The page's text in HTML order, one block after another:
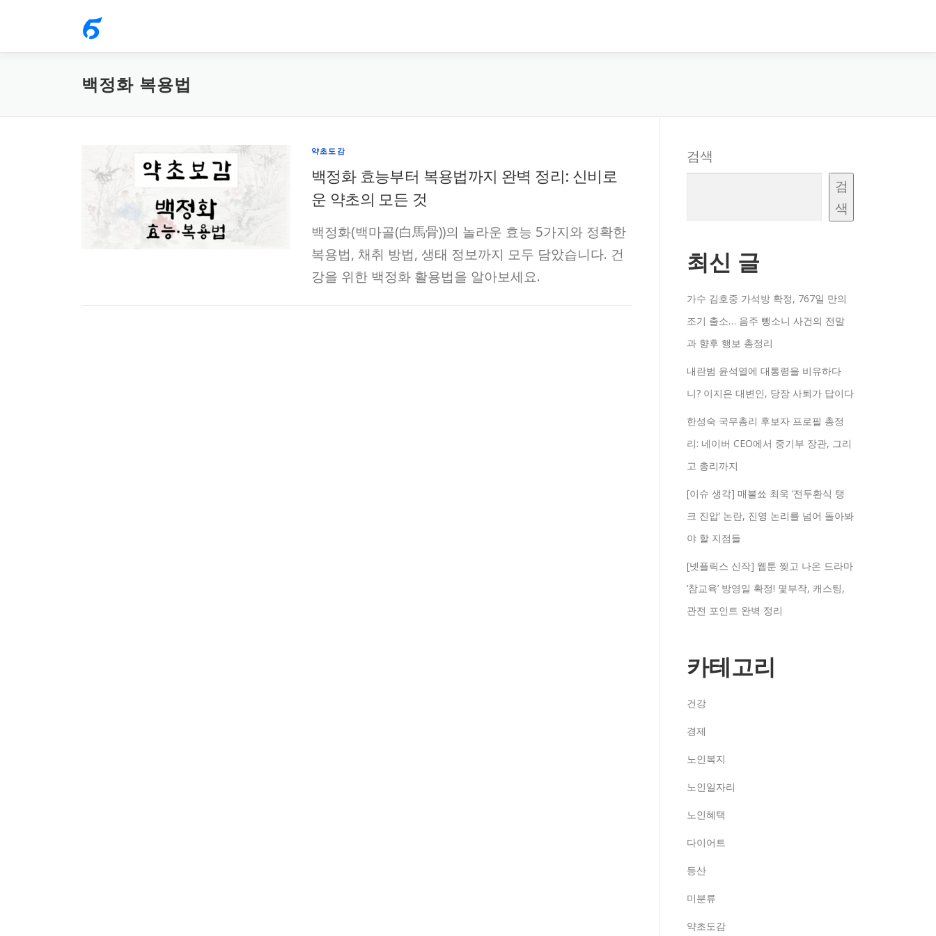
으
백정화 복용법
약초도감
백정화 효능부터 복용법까지 완벽 정리: 신비로
운 약초의 모든 것
백정화(백마골(白馬骨))의 놀라운 효능 5가지와 정확한
복용법, 채취 방법, 생태 정보까지 모두 담았습니다. 건
강을 위한 백정화 활용법을 알아보세요.
검색
검
색
최신 글
가수 김호중 가석방 확정, 767일 만의
조기 출소… 음주 뺑소니 사건의 전말
과 향후 행보 총정리
내란범 윤석열에 대통령을 비유하다
니? 이지은 대변인, 당장 사퇴가 답이다
한성숙 국무총리 후보자 프로필 총정
리: 네이버 CEO에서 중기부 장관, 그리
고 총리까지
[이슈 생각] 매불쑈 최욱 ‘전두환식 탱
크 진압’ 논란, 진영 논리를 넘어 돌아봐
야 할 지점들
[넷플릭스 신작] 웹툰 찢고 나온 드라마
‘참교육’ 방영일 확정! 몇부작, 캐스팅,
관전 포인트 완벽 정리
카테고리
건강
경제
노인복지
노인일자리
노인혜택
다이어트
등산
미분류
약초도감